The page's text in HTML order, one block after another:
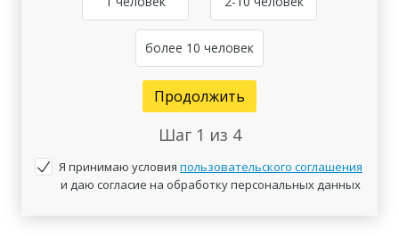
более 10 человек
Продолжить
Шаг 1 из 4
Я принимаю условия пользовательского соглашения
и даю согласие на обработку персональных данных